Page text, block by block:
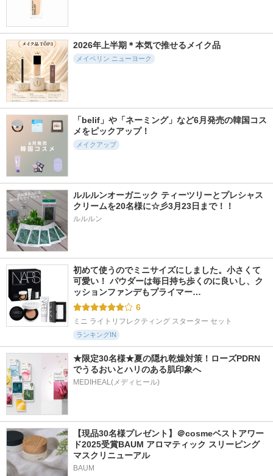
シルキーリキッドア
イライナーWP
D-UP(ディーアップ)
5.2
1714件
ロウグロウジェルテ
ィント
リップモンスター
ケイト
カラーリングアイブ
ロウEX
5.1
5023件
密着アイライナー
極細クリームペンシ
ル
デジャヴュ
2026年上半期＊本気で推せるメイク品
メイベリン ニューヨーク
「belif」や「ネーミング」など6月発売の韓国コス
メをピックアップ！
メイクアップ
ルルルンオーガニック ティーツリーとプレシャス
クリームを20名様に☆彡3月23日まで！！
ルルルン
初めて使うのでミニサイズにしました。小さくて
可愛い！ パウダーは毎日持ち歩くのに良いし、ク
ッションファンデもプライマー…
6
ミニ ライトリフレクティング スターター セット
ランキングIN
★限定30名様★夏の隠れ乾燥対策！ローズPDRN
でうるおいとハリのある肌印象へ
MEDIHEAL(メディヒール)
【現品30名様プレゼント】＠cosmeベストアワー
ド2025受賞BAUM アロマティック スリーピング
マスクリニューアル
BAUM